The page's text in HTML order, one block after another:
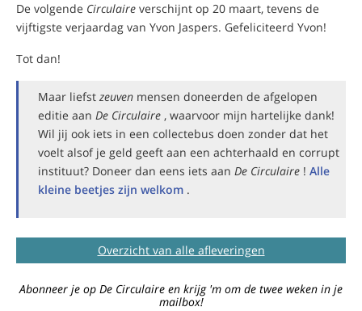
De volgende Circulaire verschijnt op 20 maart, tevens de
vijftigste verjaardag van Yvon Jaspers. Gefeliciteerd Yvon!
Tot dan!
Maar liefst zeuven mensen doneerden de afgelopen
editie aan De Circulaire , waarvoor mijn hartelijke dank!
Wil jij ook iets in een collectebus doen zonder dat het
voelt alsof je geld geeft aan een achterhaald en corrupt
instituut? Doneer dan eens iets aan De Circulaire ! Alle
kleine beetjes zijn welkom .
Overzicht van alle afleveringen
Abonneer je op De Circulaire en krijg 'm om de twee weken in je
mailbox!